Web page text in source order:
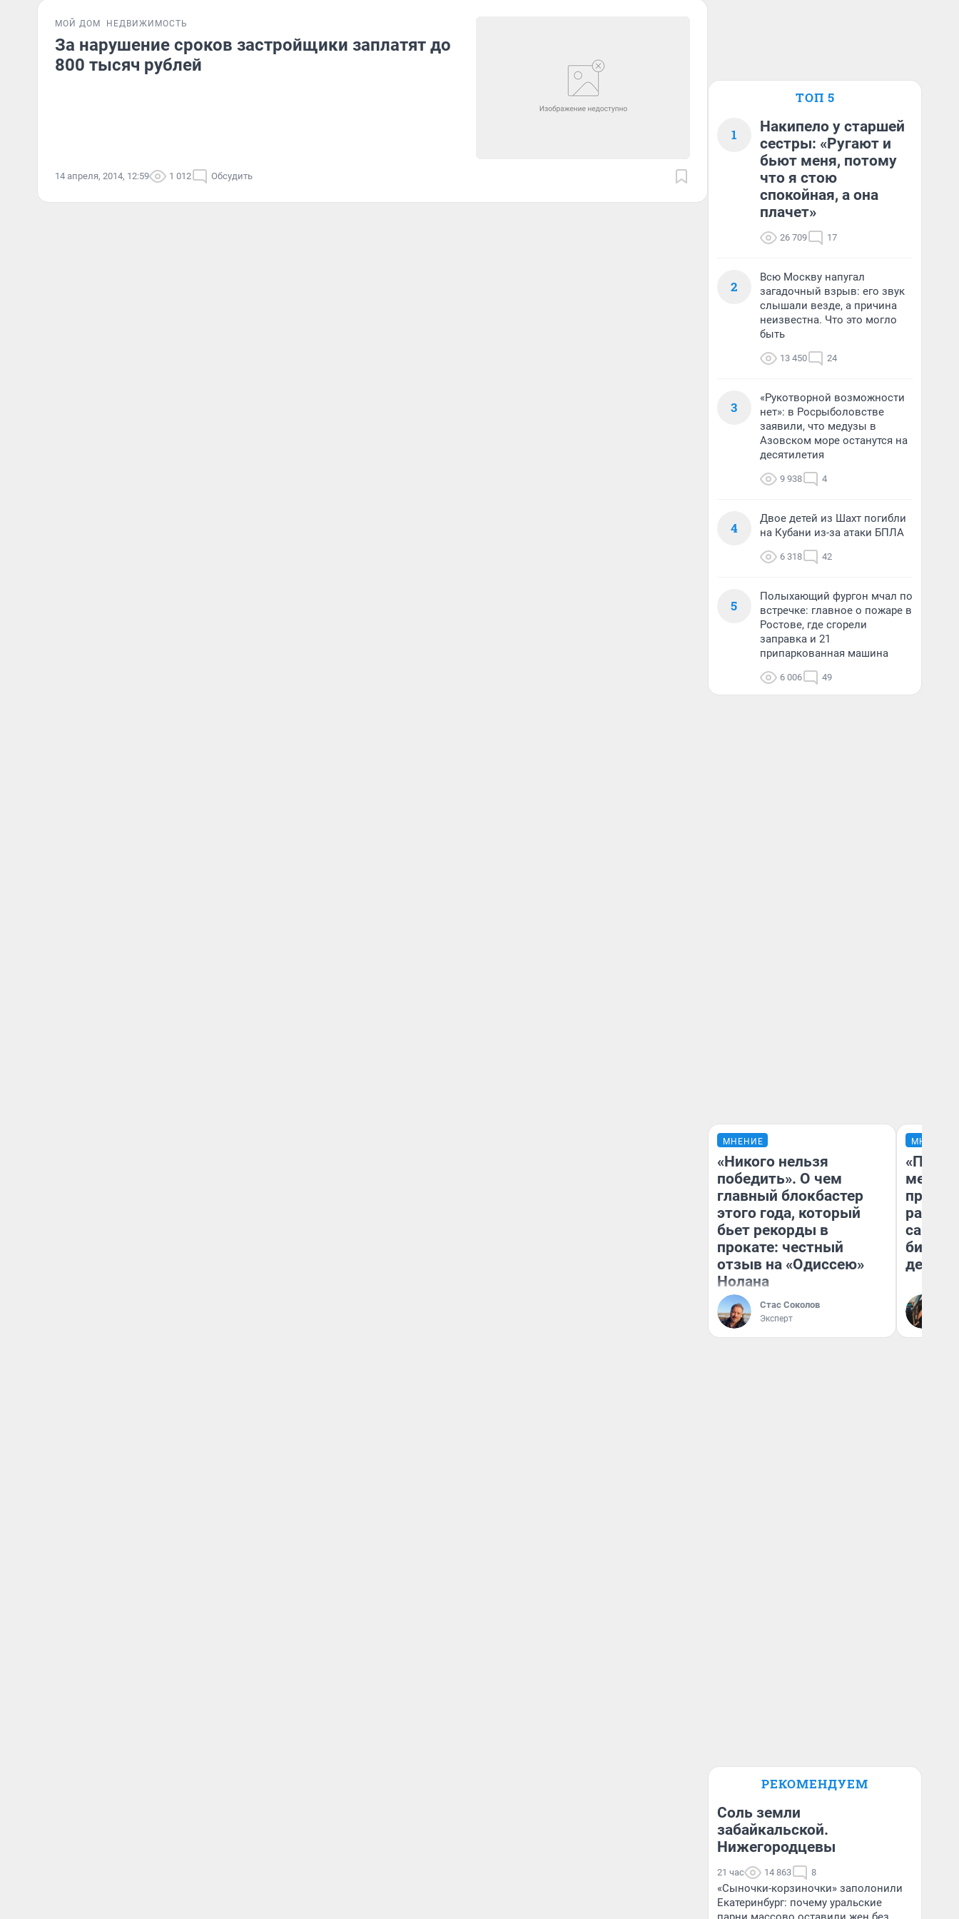
МОЙ ДОМ НЕДВИЖИМОСТЬ
За нарушение сроков застройщики заплатят до
800 тысяч рублей
14 апреля, 2014, 12:59 1 012 Обсудить
ТОП 5
1
Накипело у старшей
сестры: «Ругают и
бьют меня, потому
что я стою
спокойная, а она
плачет»
26 709 17
2
Всю Москву напугал
загадочный взрыв: его звук
слышали везде, а причина
неизвестна. Что это могло
быть
13 450 24
3
«Рукотворной возможности
нет»: в Росрыболовстве
заявили, что медузы в
Азовском море останутся на
десятилетия
9 938 4
4
Двое детей из Шахт погибли
на Кубани из-за атаки БПЛА
6 318 42
5
Полыхающий фургон мчал по
встречке: главное о пожаре в
Ростове, где сгорели
заправка и 21
припаркованная машина
6 006 49
МНЕНИЕ
«Никого нельзя
победить». О чем
главный блокбастер
этого года, который
бьет рекорды в
прокате: честный
отзыв на «Одиссею»
Нолана
Стас Соколов
Эксперт
МНЕНИЕ
самом
РЕКОМЕНДУЕМ
Соль земли
забайкальской.
Нижегородцевы
21 час 14 863 8
«Сыночки-корзиночки» заполонили
Екатеринбург: почему уральские